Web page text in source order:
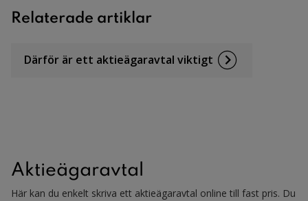
Relaterade artiklar
Därför är ett aktieägaravtal viktigt
Aktieägaravtal
Här kan du enkelt skriva ett aktieägaravtal online till fast pris. Du